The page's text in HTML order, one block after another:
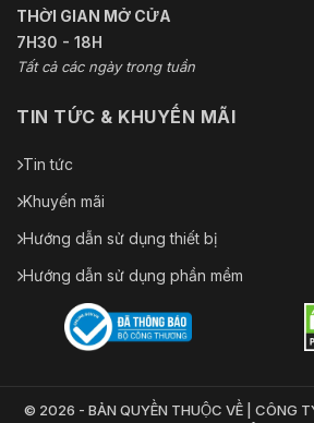
THỜI GIAN MỞ CỬA
7H30 - 18H
Tất cả các ngày trong tuần
TIN TỨC & KHUYẾN MÃI
Tin tức
Khuyến mãi
Hướng dẫn sử dụng thiết bị
Hướng dẫn sử dụng phần mềm
© 2026 - BẢN QUYỀN THUỘC VỀ | CÔNG